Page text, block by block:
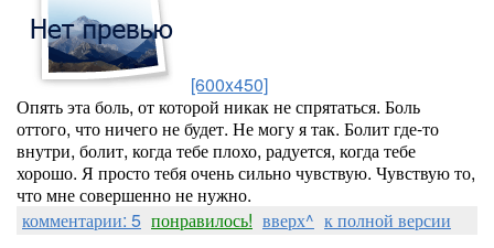
[600x450]
Опять эта боль, от которой никак не спрятаться. Боль
оттого, что ничего не будет. Не могу я так. Болит где-то
внутри, болит, когда тебе плохо, радуется, когда тебе
хорошо. Я просто тебя очень сильно чувствую. Чувствую то,
что мне совершенно не нужно.
комментарии: 5 понравилось! вверх^ к полной версии